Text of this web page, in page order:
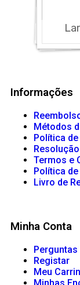
Informações
Métodos
Política
Termos e
Política
Livro de
Minha Conta
Perguntas
Registar
Meu
Minhas